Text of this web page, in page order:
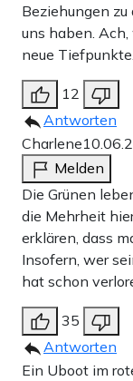
Beziehungen
uns haben.
neue Tiefpunkte…
12
Antworten
Charlene
Melden
Die Grünen
die Mehrheit
erklären, dass
Insofern, wer
hat schon
35
Antworten
Ein Uboot im